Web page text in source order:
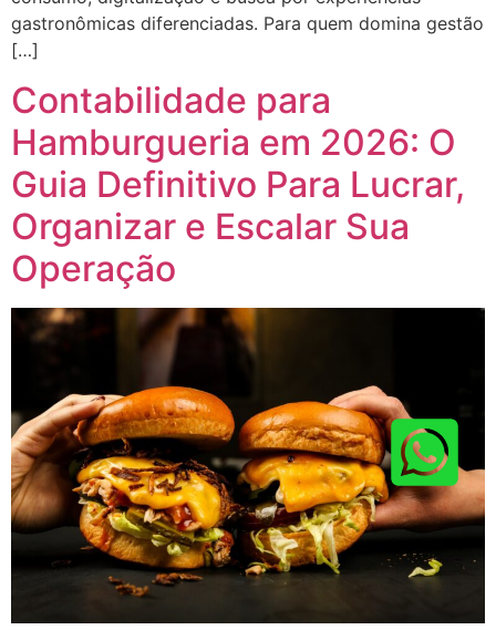
gastronômicas diferenciadas. Para quem domina gestão
[…]
Contabilidade para
Hamburgueria em 2026: O
Guia Definitivo Para Lucrar,
Organizar e Escalar Sua
Operação